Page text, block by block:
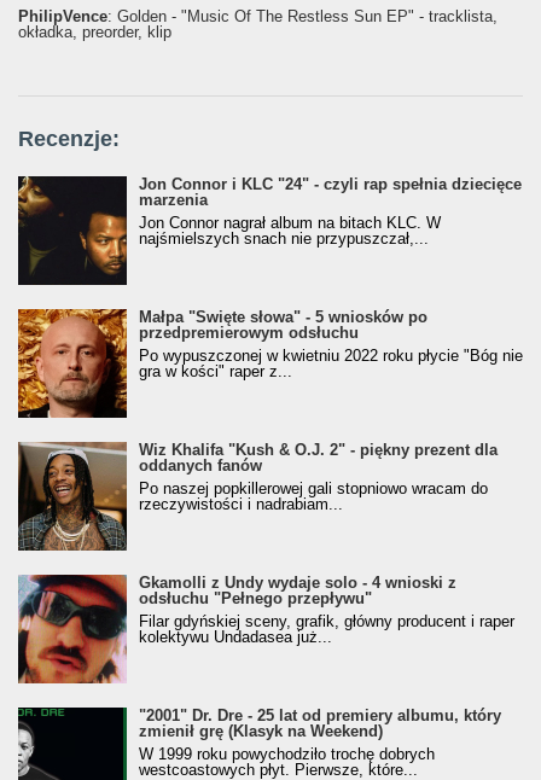
PhilipVence: Golden - "Music Of The Restless Sun EP" - tracklista,
okładka, preorder, klip
Recenzje:
Jon Connor i KLC "24" - czyli rap spełnia dziecięce
marzenia
Jon Connor nagrał album na bitach KLC. W
najśmielszych snach nie przypuszczał,...
Małpa "Święte słowa" - 5 wniosków po
przedpremierowym odsłuchu
Po wypuszczonej w kwietniu 2022 roku płycie "Bóg nie
gra w kości" raper z...
Wiz Khalifa "Kush & O.J. 2" - piękny prezent dla
oddanych fanów
Po naszej popkillerowej gali stopniowo wracam do
rzeczywistości i nadrabiam...
Gkamolli z Undy wydaje solo - 4 wnioski z
odsłuchu "Pełnego przepływu"
Filar gdyńskiej sceny, grafik, główny producent i raper
kolektywu Undadasea już...
"2001" Dr. Dre - 25 lat od premiery albumu, który
zmienił grę (Klasyk na Weekend)
W 1999 roku powychodziło trochę dobrych
westcoastowych płyt. Pierwsze, które...